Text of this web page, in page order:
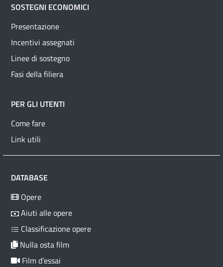
SOSTEGNI ECONOMICI
Presentazione
Incentivi assegnati
Linee di sostegno
Fasi della filiera
PER GLI UTENTI
Come fare
Link utili
DATABASE
Opere
Aiuti alle opere
Classificazione opere
Nulla osta film
Film d’essai